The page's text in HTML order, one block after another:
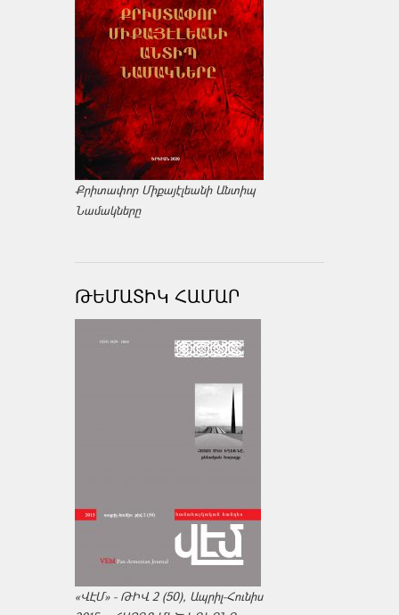
Քրիտափոր Միքայէլեանի Անտիպ
Նամակները
ԹԵՄԱՏԻԿ ՀԱՄԱՐ
«ՎԷՄ» - ԹԻՎ 2 (50), Ապրիլ-Հունիս